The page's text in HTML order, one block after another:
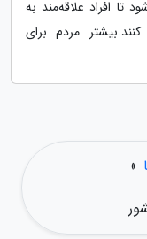
تا افراد علاقه‌مند به
مردم برای
»